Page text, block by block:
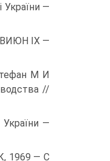
—
ВИЮН IX —
М И
//
—
1969 — С